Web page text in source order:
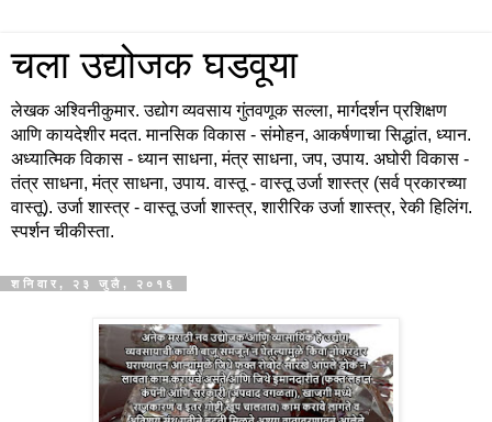
चला उद्योजक घडवूया
लेखक अश्विनीकुमार. उद्योग व्यवसाय गुंतवणूक सल्ला, मार्गदर्शन प्रशिक्षण
आणि कायदेशीर मदत. मानसिक विकास - संमोहन, आकर्षणाचा सिद्धांत, ध्यान.
अध्यात्मिक विकास - ध्यान साधना, मंत्र साधना, जप, उपाय. अघोरी विकास -
तंत्र साधना, मंत्र साधना, उपाय. वास्तू - वास्तू उर्जा शास्त्र (सर्व प्रकारच्या
वास्तू). उर्जा शास्त्र - वास्तू उर्जा शास्त्र, शारीरिक उर्जा शास्त्र, रेकी हिलिंग.
स्पर्शन चीकीस्ता.
शनिवार, २३ जुलै, २०१६